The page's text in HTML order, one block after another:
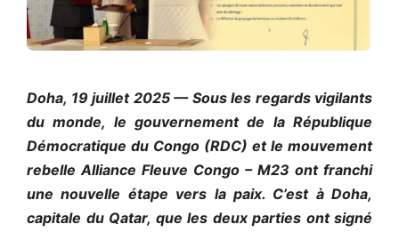
Doha, 19 juillet 2025 — Sous les regards vigilants
du monde, le gouvernement de la République
Démocratique du Congo (RDC) et le mouvement
rebelle Alliance Fleuve Congo – M23 ont franchi
une nouvelle étape vers la paix. C’est à Doha,
capitale du Qatar, que les deux parties ont signé